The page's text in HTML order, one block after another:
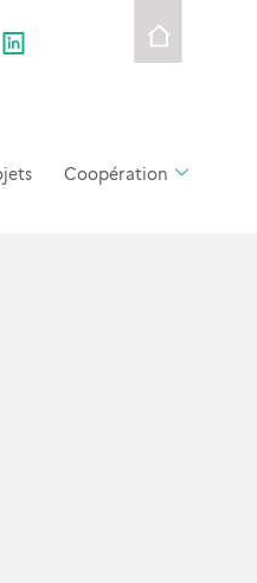
Coopération